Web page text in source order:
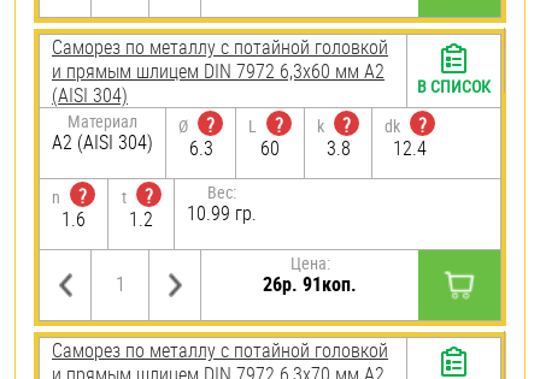
Саморез по металлу с потайной головкой
и прямым шлицем DIN 7972 6,3х60 мм А2
(AISI 304)
Материал
А2 (AISI 304)
Ø
?
6.3
L
?
60
k
?
3.8
dk
?
12.4
n
?
1.6
t
?
1.2
Вес:
10.99 гр.
Цена:
26р. 91коп.
В СПИСОК
Саморез по металлу с потайной головкой